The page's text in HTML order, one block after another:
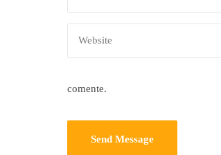
comente.